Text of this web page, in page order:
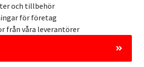
och tillbehör
för företag
från våra leverantörer